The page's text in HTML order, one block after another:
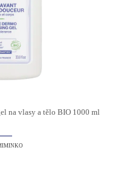
na vlasy a tělo BIO 1000 ml